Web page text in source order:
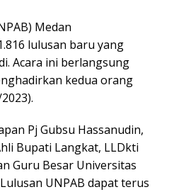
Medan
lulusan baru yang
Acara ini berlangsung
kedua orang
Pj Gubsu Hassanudin,
Bupati Langkat, LLDkti
Guru Besar Universitas
UNPAB dapat terus